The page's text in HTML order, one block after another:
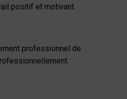
positif et motivant.
professionnel de